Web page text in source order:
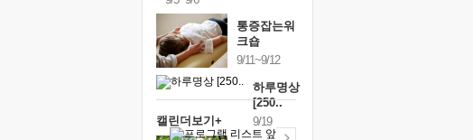
통증잡는워
크숍
9/11~9/12
하루명상
[250..
9/19
캘린더보기+